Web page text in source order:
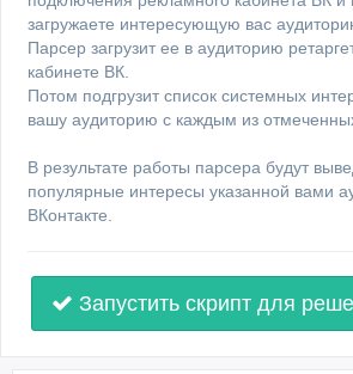
загружаете интересующую вас
Парсер загрузит ее в аудиторию
кабинете ВК.
Потом подгрузит список системных
вашу аудиторию с каждым из
В результате работы парсера будут
популярные интересы указанной вами
ВКонтакте.
Запустить скрипт для